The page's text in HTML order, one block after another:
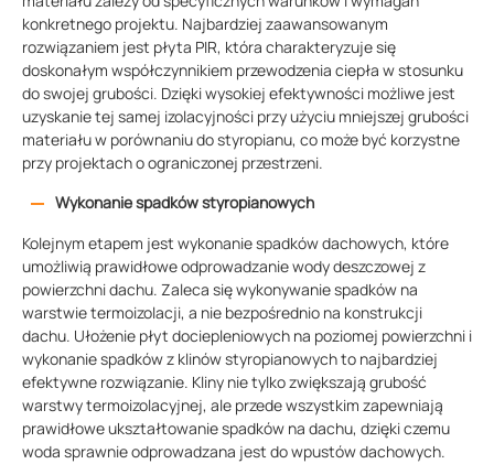
konkretnego projektu. Najbardziej zaawansowanym
rozwiązaniem jest płyta PIR, która charakteryzuje się
doskonałym współczynnikiem przewodzenia ciepła w stosunku
do swojej grubości. Dzięki wysokiej efektywności możliwe jest
uzyskanie tej samej izolacyjności przy użyciu mniejszej grubości
materiału w porównaniu do styropianu, co może być korzystne
przy projektach o ograniczonej przestrzeni.
Wykonanie spadków styropianowych
Kolejnym etapem jest wykonanie spadków dachowych, które
umożliwią prawidłowe odprowadzanie wody deszczowej z
powierzchni dachu. Zaleca się wykonywanie spadków na
warstwie termoizolacji, a nie bezpośrednio na konstrukcji
dachu. Ułożenie płyt dociepleniowych na poziomej powierzchni i
wykonanie spadków z klinów styropianowych to najbardziej
efektywne rozwiązanie. Kliny nie tylko zwiększają grubość
warstwy termoizolacyjnej, ale przede wszystkim zapewniają
prawidłowe ukształtowanie spadków na dachu, dzięki czemu
woda sprawnie odprowadzana jest do wpustów dachowych.